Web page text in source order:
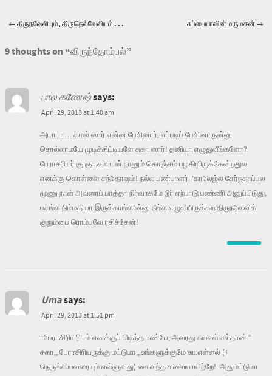
Post navigation
←திருநவேலியும், திருநெல்வேலியும் . . . சுப்பையாவின் மருமகன்→
9 thoughts on “விருந்தோம்பல்”
பால கணேஷ்says:
April 29, 2013 at 1:40 am
அடாடா… கமல் ஸார் என்ன பேசினார், எப்படிப் பேசினாருன்னு
சொல்லாமயே முடிச்சிட்டியளே சுகா ஸார்! தனியா எழுதுவீங்களோ?
பேராசரியர் கு.ஞா.ச.வுடன் நானும் கொஞ்சம் பழகியிருக்கேன்றதுல
எனக்கு கொள்ளை சந்தோஷம்! நல்ல பண்பாளர். ‘காலேஜ்ல சேர்‌நதாப்பல
மூணு நாள் அவரைப் பாத்தா நிர்வாகமே டூர் ஏற்பாடு பண்ணி அனுப்பிடுது,
பசங்க நிம்மதியா இருக்காங்க’ன்னு நீங்க எழுதியிருக்கற திரு‌‌நவேலிக்
குறும்பை ரொம்பவே ரசிச்சேன்!
Umasays:
April 29, 2013 at 1:51 pm
“பேராசிரியரிடம் எனக்குப் பிடித்த பண்பே, அவரது சுயஎள்ளல்தான்.”
சுகா,, பேராசிரியருக்கு மட்டுமா,, உங்களுக்குமே சுயஎள்ளல் (+
நெருங்கியவரையும் எள்ளுவது) கைவந்த கலையாயிற்றே!. அதுமட்டுமா